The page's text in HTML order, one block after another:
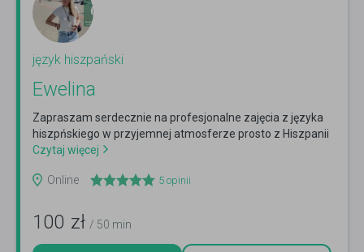
język hiszpański
Ewelina
Zapraszam serdecznie na profesjonalne zajęcia z języka
hiszpńskiego w przyjemnej atmosferze prosto z Hiszpanii
Czytaj więcej
Online 5 opinii
100 zł / 50 min